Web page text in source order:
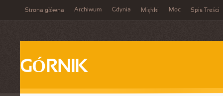
Strona główna Archiwum Gdynia Miękki Moc Spis Treści
GÓRNIK